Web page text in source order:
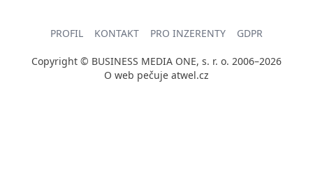
PROFIL KONTAKT PRO INZERENTY GDPR
Copyright © BUSINESS MEDIA ONE, s. r. o. 2006–2026